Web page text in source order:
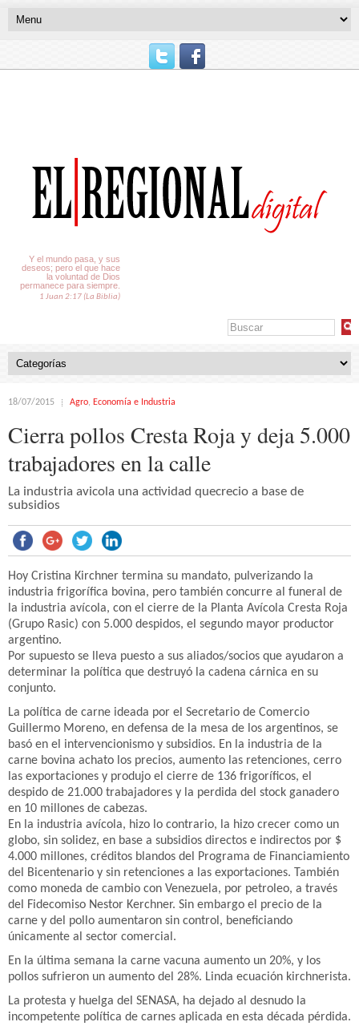
Y el mundo pasa, y sus
deseos; pero el que hace
la voluntad de Dios
permanece para siempre.
1 Juan 2:17 (La Biblia)
18/07/2015 Agro, Economía e Industria
Cierra pollos Cresta Roja y deja 5.000
trabajadores en la calle
La industria avicola una actividad quecrecio a base de
subsidios
Hoy Cristina Kirchner termina su mandato, pulverizando la
industria frigorífica bovina, pero también concurre al funeral de
la industria avícola, con el cierre de la Planta Avícola Cresta Roja
(Grupo Rasic) con 5.000 despidos, el segundo mayor productor
argentino.
Por supuesto se lleva puesto a sus aliados/socios que ayudaron a
determinar la política que destruyó la cadena cárnica en su
conjunto.
La política de carne ideada por el Secretario de Comercio
Guillermo Moreno, en defensa de la mesa de los argentinos, se
basó en el intervencionismo y subsidios. En la industria de la
carne bovina achato los precios, aumento las retenciones, cerro
las exportaciones y produjo el cierre de 136 frigoríficos, el
despido de 21.000 trabajadores y la perdida del stock ganadero
en 10 millones de cabezas.
En la industria avícola, hizo lo contrario, la hizo crecer como un
globo, sin solidez, en base a subsidios directos e indirectos por $
4.000 millones, créditos blandos del Programa de Financiamiento
del Bicentenario y sin retenciones a las exportaciones. También
como moneda de cambio con Venezuela, por petroleo, a través
del Fidecomiso Nestor Kerchner. Sin embargo el precio de la
carne y del pollo aumentaron sin control, beneficiando
únicamente al sector comercial.
En la última semana la carne vacuna aumento un 20%, y los
pollos sufrieron un aumento del 28%. Linda ecuación kirchnerista.
La protesta y huelga del SENASA, ha dejado al desnudo la
incompetente política de carnes aplicada en esta década pérdida.